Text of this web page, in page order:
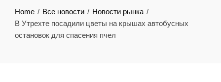
Home Все новости
Новости рынка
В Утрехте посадили цветы на крышах автобусных
остановок для спасения пчел